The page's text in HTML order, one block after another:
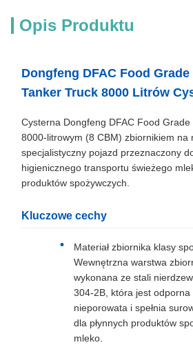
Opis Produktu
Dongfeng DFAC Food Grade
Tanker Truck 8000 Litrów
Cysterna Dongfeng DFAC Food
8000-litrowym (8 CBM) zbiornikiem na
specjalistyczny pojazd przeznaczony
higienicznego transportu świeżego
produktów spożywczych.
Kluczowe cechy
Materiał zbiornika klasy
Wewnętrzna warstwa
wykonana ze stali
304-2B, która jest odporna
nieporowata i spełnia
dla płynnych produktów
mleko.